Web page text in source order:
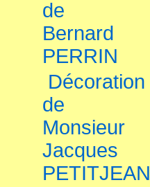
de
Bernard
PERRIN
Décoration
de
Monsieur
Jacques
PETITJEAN